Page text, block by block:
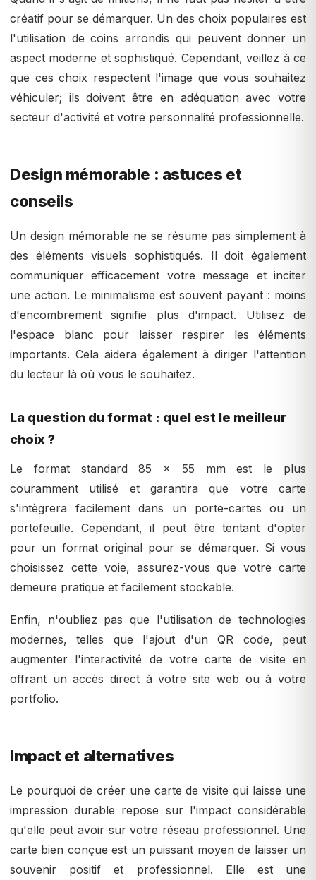
créatif pour se démarquer. Un des choix populaires est
l'utilisation de coins arrondis qui peuvent donner un
aspect moderne et sophistiqué. Cependant, veillez à ce
que ces choix respectent l'image que vous souhaitez
véhiculer; ils doivent être en adéquation avec votre
secteur d'activité et votre personnalité professionnelle.
Design mémorable : astuces et
conseils
Un design mémorable ne se résume pas simplement à
des éléments visuels sophistiqués. Il doit également
communiquer efficacement votre message et inciter
une action. Le minimalisme est souvent payant : moins
d'encombrement signifie plus d'impact. Utilisez de
l'espace blanc pour laisser respirer les éléments
importants. Cela aidera également à diriger l'attention
du lecteur là où vous le souhaitez.
La question du format : quel est le meilleur
choix ?
Le format standard 85 x 55 mm est le plus
couramment utilisé et garantira que votre carte
s'intègrera facilement dans un porte-cartes ou un
portefeuille. Cependant, il peut être tentant d'opter
pour un format original pour se démarquer. Si vous
choisissez cette voie, assurez-vous que votre carte
demeure pratique et facilement stockable.
Enfin, n'oubliez pas que l'utilisation de technologies
modernes, telles que l'ajout d'un QR code, peut
augmenter l'interactivité de votre carte de visite en
offrant un accès direct à votre site web ou à votre
portfolio.
Impact et alternatives
Le pourquoi de créer une carte de visite qui laisse une
impression durable repose sur l'impact considérable
qu'elle peut avoir sur votre réseau professionnel. Une
carte bien conçue est un puissant moyen de laisser un
souvenir positif et professionnel. Elle est une